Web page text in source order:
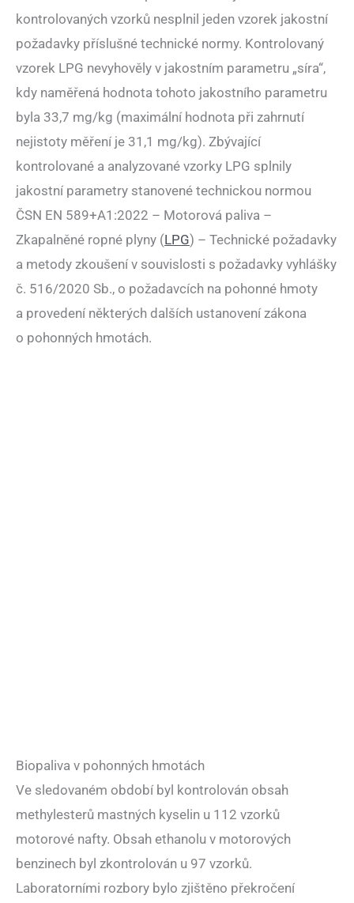
kontrolovaných vzorků nesplnil jeden vzorek jakostní
požadavky příslušné technické normy. Kontrolovaný
vzorek LPG nevyhověly v jakostním parametru „síra“,
kdy naměřená hodnota tohoto jakostního parametru
byla 33,7 mg/kg (maximální hodnota při zahrnutí
nejistoty měření je 31,1 mg/kg). Zbývající
kontrolované a analyzované vzorky LPG splnily
jakostní parametry stanovené technickou normou
ČSN EN 589+A1:2022 – Motorová paliva –
Zkapalněné ropné plyny (LPG) – Technické požadavky
a metody zkoušení v souvislosti s požadavky vyhlášky
č. 516/2020 Sb., o požadavcích na pohonné hmoty
a provedení některých dalších ustanovení zákona
o pohonných hmotách.
Biopaliva v pohonných hmotách
Ve sledovaném období byl kontrolován obsah
methylesterů mastných kyselin u 112 vzorků
motorové nafty. Obsah ethanolu v motorových
benzinech byl zkontrolován u 97 vzorků.
Laboratorními rozbory bylo zjištěno překročení